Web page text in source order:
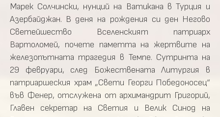
Марек Солчински, нунций на Ватикана в Турция и
Азербайджан. В деня на рождения си ден Негово
Светейшество Вселенският патриарх
Вартоломей, почете паметта на жертвите на
железопътната трагедия в Темпе. Сутринта на
29 февруари, след Божествената Литургия в
патриаршеския храм „Свети Георги Победоносец“
във Фенер, отслужена от архимандрит Григорий,
Главен секретар на Светия и Велик Синод на